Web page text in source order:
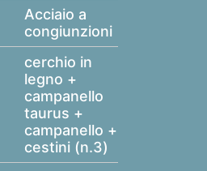
Acciaio a
congiunzioni
cerchio in
legno +
campanello
taurus +
campanello +
cestini (n.3)